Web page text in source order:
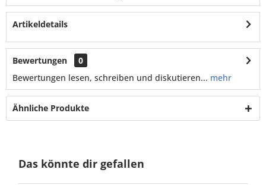
Artikeldetails
Bewertungen
0
Bewertungen lesen, schreiben und diskutieren... mehr
Ähnliche Produkte
Das könnte dir gefallen